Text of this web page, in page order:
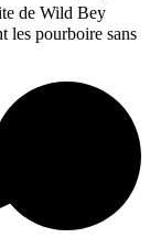
de Wild Bey
les pourboire sans